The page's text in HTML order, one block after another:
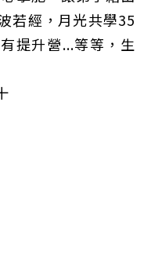
若經，月光共學35
提升營...等等，生